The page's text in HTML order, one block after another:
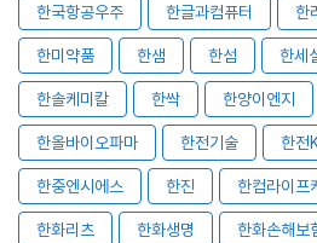
한국항공우주 한글과컴퓨터 한
한미약품 한샘 한섬 한세
한솔케미칼 한싹 한양이엔지
한올바이오파마 한전기술 한전
한중엔시에스 한진 한컴라이프
한화리츠 한화생명 한화손해보